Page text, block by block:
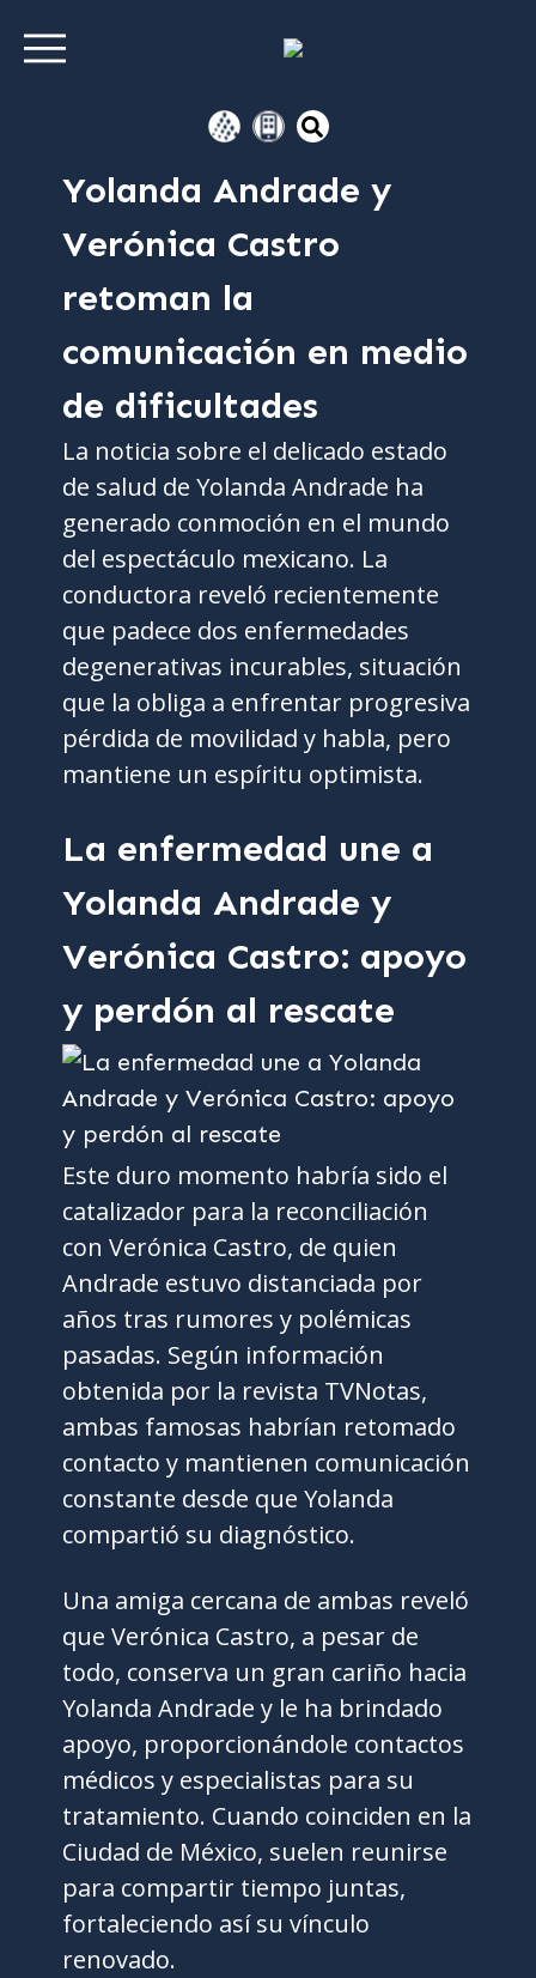
Yolanda Andrade y
Verónica Castro
retoman la
comunicación en medio
de dificultades
La noticia sobre el delicado estado
de salud de Yolanda Andrade ha
generado conmoción en el mundo
del espectáculo mexicano. La
conductora reveló recientemente
que padece dos enfermedades
degenerativas incurables, situación
que la obliga a enfrentar progresiva
pérdida de movilidad y habla, pero
mantiene un espíritu optimista.
La enfermedad une a
Yolanda Andrade y
Verónica Castro: apoyo
y perdón al rescate
Este duro momento habría sido el
catalizador para la reconciliación
con Verónica Castro, de quien
Andrade estuvo distanciada por
años tras rumores y polémicas
pasadas. Según información
obtenida por la revista TVNotas,
ambas famosas habrían retomado
contacto y mantienen comunicación
constante desde que Yolanda
compartió su diagnóstico.
Una amiga cercana de ambas reveló
que Verónica Castro, a pesar de
todo, conserva un gran cariño hacia
Yolanda Andrade y le ha brindado
apoyo, proporcionándole contactos
médicos y especialistas para su
tratamiento. Cuando coinciden en la
Ciudad de México, suelen reunirse
para compartir tiempo juntas,
fortaleciendo así su vínculo
renovado.